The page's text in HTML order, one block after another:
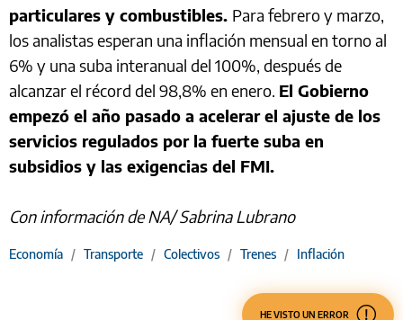
particulares y combustibles. Para febrero y marzo,
los analistas esperan una inflación mensual en torno al
6% y una suba interanual del 100%, después de
alcanzar el récord del 98,8% en enero. El Gobierno
empezó el año pasado a acelerar el ajuste de los
servicios regulados por la fuerte suba en
subsidios y las exigencias del FMI.
Con información de NA/ Sabrina Lubrano
Economía / Transporte / Colectivos / Trenes / Inflación
HE VISTO UN ERROR